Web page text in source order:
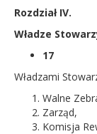
Rozdział IV.
Władze
17
Władzami
Walne
Zarząd,
Komisja